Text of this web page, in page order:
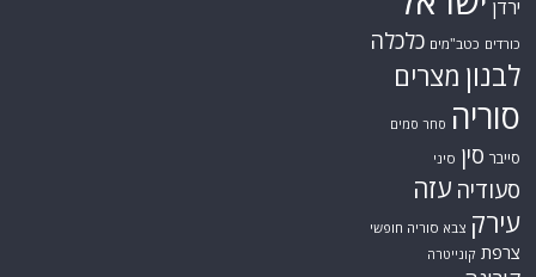
ירדן
כורדים כטב"מים כלכלה
לבנון מצרים
סוריה סחר סמים
סייבר סין סיני
סעודיה עזה
עירק צבא סוריה חופשי
צרפת קונייטרה